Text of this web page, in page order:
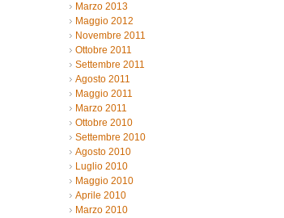
Marzo 2013
Maggio 2012
Novembre 2011
Ottobre 2011
Settembre 2011
Agosto 2011
Maggio 2011
Marzo 2011
Ottobre 2010
Settembre 2010
Agosto 2010
Luglio 2010
Maggio 2010
Aprile 2010
Marzo 2010